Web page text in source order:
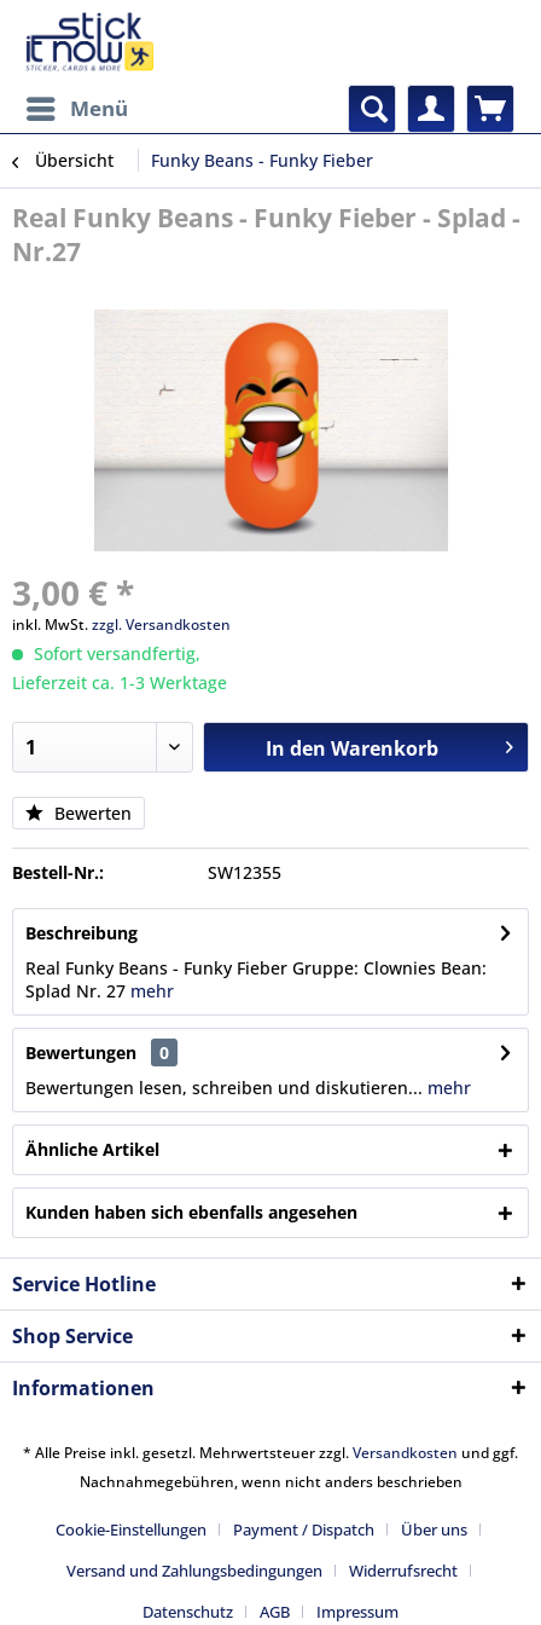
Menü
Übersicht Funky Beans - Funky Fieber
Real Funky Beans - Funky Fieber - Splad -
Nr.27
3,00 € *
inkl. MwSt.zzgl. Versandkosten
Sofort versandfertig,
Lieferzeit ca. 1-3 Werktage
In den Warenkorb
Bewerten
Bestell-Nr.: SW12355
Beschreibung
Real Funky Beans - Funky Fieber Gruppe: Clownies Bean:
Splad Nr. 27 mehr
Bewertungen
0
Bewertungen lesen, schreiben und diskutieren... mehr
Ähnliche Artikel
Kunden haben sich ebenfalls angesehen
Service Hotline
Shop Service
Informationen
* Alle Preise inkl. gesetzl. Mehrwertsteuer zzgl.Versandkosten und ggf.
Nachnahmegebühren, wenn nicht anders beschrieben
Cookie-Einstellungen Payment / Dispatch
Über uns
Versand und Zahlungsbedingungen
Widerrufsrecht
Datenschutz
AGB Impressum